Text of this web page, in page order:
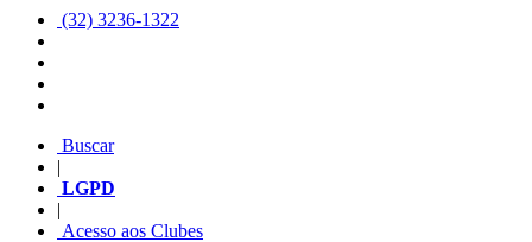
(32) 3236-1322
Buscar
|
LGPD
|
Acesso aos Clubes